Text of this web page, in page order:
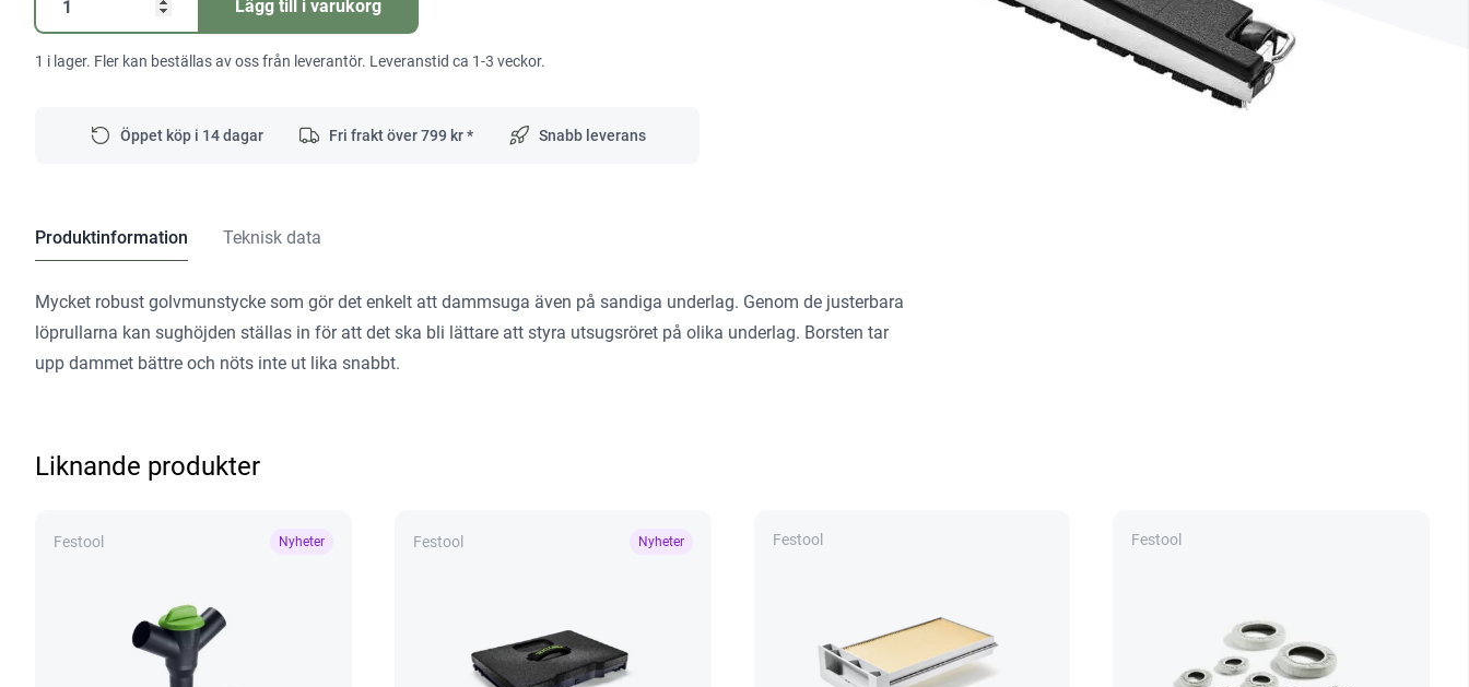
BD
Lägg till i varukorg
1 i lager. Fler kan beställas av oss från leverantör. Leveranstid ca 1-3 veckor.
Öppet köp i 14 dagar Fri frakt över799 kr * Snabb leverans
Produktinformation Teknisk data
Mycket robust golvmunstycke som gör det enkelt att dammsuga även på sandiga underlag. Genom de justerbara
löprullarna kan sughöjden ställas in för att det ska bli lättare att styra utsugsröret på olika underlag. Borsten tar
upp dammet bättre och nöts inte ut lika snabbt.
Liknande produkter
Festool Nyheter Festool Nyheter Festool Festool